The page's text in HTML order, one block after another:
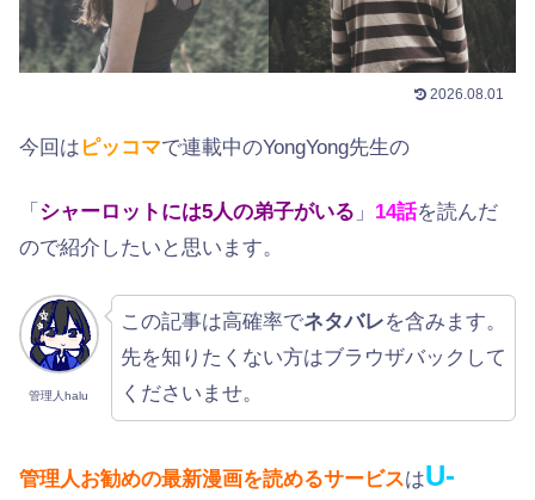
2026.08.01
今回は ピッコマで連載中のYongYong先生の
「 シャーロットには5人の弟子がいる 」 14話を読んだ
ので紹介したいと思います。
管理人halu
この記事は高確率でネタバレを含みます。
先を知りたくない方はブラウザバックして
くださいませ。
管理人お勧めの最新漫画を読めるサービスはU-